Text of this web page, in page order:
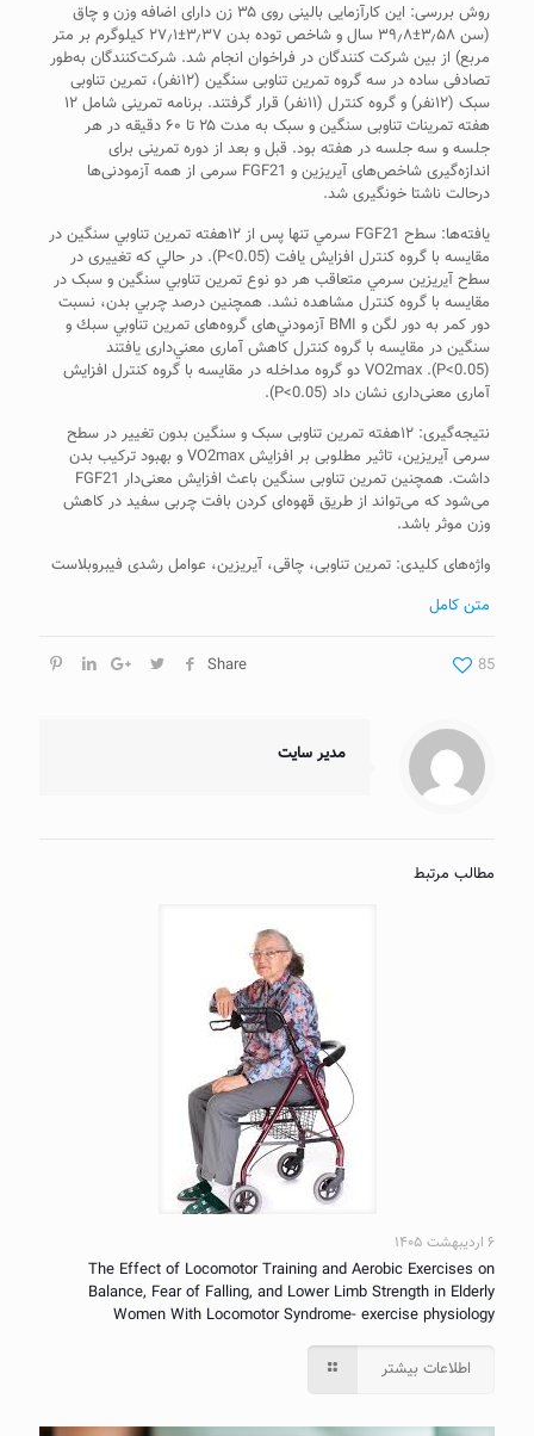
روش بررسی: این کارآزمایی بالینی روی ۳۵ زن دارای اضافه وزن و چاق
(سن ۳٫۵۸±۳۹٫۸ سال و شاخص توده بدن ۳٫۳۷±۲۷٫۱ کیلوگرم بر متر
مربع) از بین شرکت کنندگان در فراخوان انجام شد. شرکت‌کنندگان به‌طور
تصادفی ساده در سه گروه تمرین تناوبی سنگین (۱۲نفر)، تمرین تناوبی
سبک (۱۲نفر) و گروه کنترل (۱۱نفر) قرار گرفتند. برنامه تمرینی شامل ۱۲
هفته تمرینات تناوبی سنگین و سبک به مدت ۲۵ تا ۶۰ دقیقه در هر
جلسه و سه جلسه در هفته بود. قبل و بعد از دوره تمرینی برای
اندازه‌گیری شاخص‌های آیریزین و FGF21 سرمی از همه آزمودنی‌ها
درحالت ناشتا خونگیری شد.
یافته‌ها: ﺳﻄح FGF21 ﺳﺮﻣﻲ ﺗﻨﻬﺎ ﭘﺲ از ۱۲ﻫﻔﺘﻪ ﺗﻤﺮﻳﻦ ﺗﻨﺎوﺑﻲ ﺳﻨﮕﻴﻦ در
مقایسه با گروه کنترل اﻓﺰاﻳﺶ ﻳﺎﻓﺖ (P<0.05). در ﺣﺎﻟﻲ ﻛﻪ ﺗﻐﻴﻴﺮی در
ﺳﻄح آﻳریزین ﺳﺮﻣﻲ ﻣﺘﻌﺎﻗﺐ ﻫﺮ دو ﻧﻮع ﺗﻤﺮﻳﻦ ﺗﻨﺎوﺑﻲ ﺳﻨﮕﻴﻦ و سبک در
مقایسه با گروه کنترل مشاهده نشد. همچنین درﺻﺪ ﭼﺮﺑﻲ ﺑﺪن، ﻧﺴﺒﺖ
دور ﻛﻤﺮ ﺑﻪ دور ﻟﮕﻦ و BMI آزﻣﻮدﻧﻲ‌ﻫﺎی ﮔﺮوهﻫﺎی ﺗﻤﺮﻳﻦ ﺗﻨﺎوﺑﻲ ﺳﺒﻚ و
ﺳﻨﮕﻴﻦ در ﻣﻘﺎﻳﺴﻪ ﺑﺎ ﮔﺮوه ﻛﻨﺘﺮل ﻛﺎﻫﺶ آماری ﻣﻌﻨﻲ‌داری یافتند
(P<0.05). VO2max دو گروه مداخله در مقایسه با گروه کنترل افزایش
آماری معنی‌داری نشان داد (P<0.05).
نتیجه‌گیری: ۱۲هفته تمرین تناوبی سبک و سنگین بدون تغییر در سطح
سرمی آیریزین، تاثیر مطلوبی بر افزایش VO2max و بهبود ترکیب بدن
داشت. همچنین تمرین تناوبی سنگین باعث افزایش معنی‌دار FGF21
می‌شود که می‌تواند از طریق قهوه‌ای کردن بافت چربی سفید در کاهش
وزن موثر باشد.
واژه‌های کلیدی: تمرین تناوبی، چاقی، آیریزین، عوامل رشدی فیبروبلاست
متن کامل
Share 85
مدیر سایت
مطالب مرتبط
۶ اردیبهشت ۱۴۰۵
The Effect of Locomotor Training and Aerobic Exercises on
Balance, Fear of Falling, and Lower Limb Strength in Elderly
Women With Locomotor Syndrome- exercise physiology
اطلاعات بیشتر